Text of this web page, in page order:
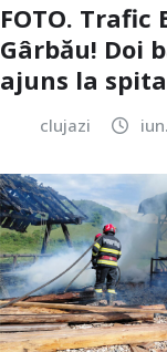
FOTO. Trafic
Gârbău! Doi
ajuns la
clujazi